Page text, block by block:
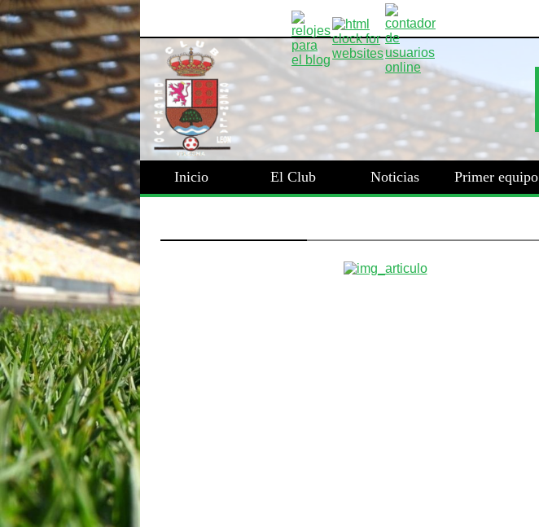
Inicio El Club Noticias Primer equipo